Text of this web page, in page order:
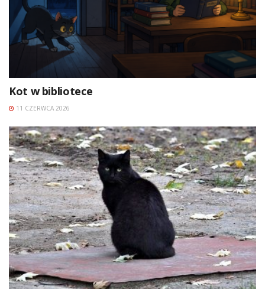
Kot w bibliotece
11 CZERWCA 2026